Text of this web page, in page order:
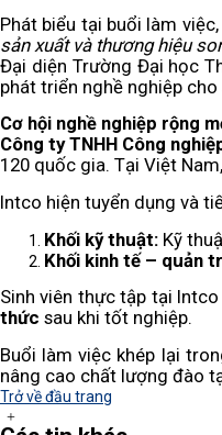
Phát biểu tại buổi làm việc,
sản xuất và thương hiệu
Đại diện Trường Đại học
phát triển nghề nghiệp
Cơ hội nghề nghiệp rộng
Công ty TNHH Công
120 quốc gia. Tại Việt
Intco hiện tuyển dụng và
Khối kỹ thuật: Kỹ
Khối kinh tế – quản
Sinh viên thực tập tại
thức sau khi tốt nghiệp.
Buổi làm việc khép lại
nâng cao chất lượng đào
Trở về đầu trang